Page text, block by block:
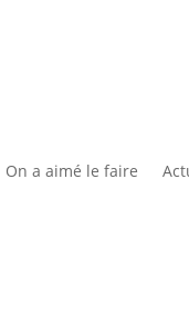
On a aimé le faire